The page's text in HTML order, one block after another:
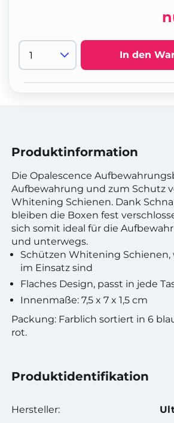
In den
Produktinformation
Die Opalescence
Aufbewahrung und zum Schutz
Whitening Schienen. Dank
bleiben die Boxen fest
sich somit ideal für die
und unterwegs.
Schützen Whitening Schienen,
im Einsatz sind
Flaches Design, passt in jede
Innenmaße: 7,5 x 7 x 1,5 cm
Packung: Farblich sortiert in 6
rot.
Produktidentifikation
Hersteller: